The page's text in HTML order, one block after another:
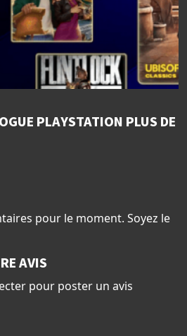
PLAYSTATION PLUS DE
pour le moment. Soyez le
AVIS
pour poster un avis